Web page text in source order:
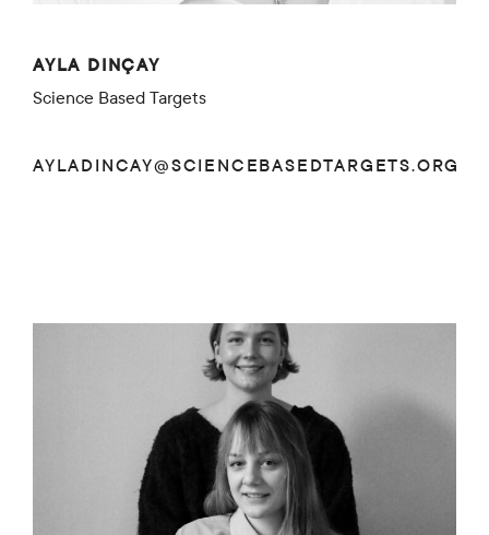
AYLA DINÇAY
Science Based Targets
AYLADINCAY@SCIENCEBASEDTARGETS.ORG